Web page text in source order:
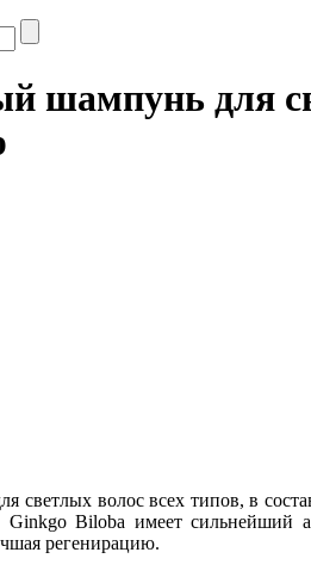
шампунь для
светлых волос всех типов, в
Biloba имеет сильнейший
регенирацию.